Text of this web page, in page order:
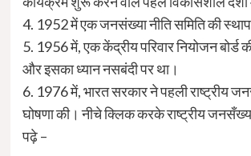
4. 1952 में एक जनसंख्या नीति समिति की
5. 1956 में, एक केंद्रीय परिवार नियोजन बोर्ड
और इसका ध्यान नसबंदी पर था।
6. 1976 में, भारत सरकार ने पहली राष्ट्रीय
घोषणा की। नीचे क्लिक करके राष्ट्रीय
पढ़े –